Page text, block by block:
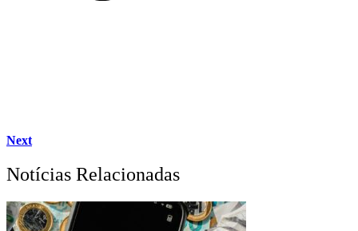
Next
Notícias Relacionadas